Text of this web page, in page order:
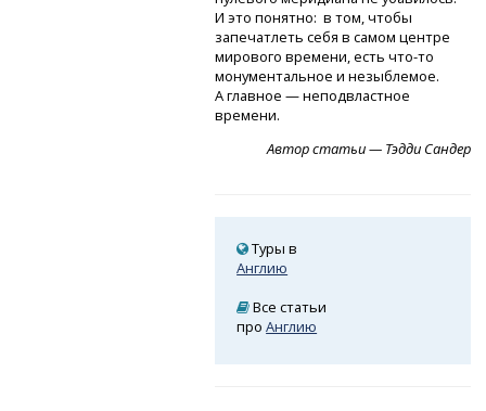
И это понятно: в том, чтобы
запечатлеть себя в самом центре
мирового времени, естьчто-то
монументальное и незыблемое.
А главное — неподвластное
времени.
Автор статьи — Тэдди Сандер
Туры в
Англию
Все статьи
проАнглию